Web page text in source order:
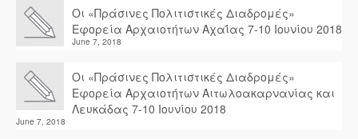
Οι «Πράσινες Πολιτιστικές Διαδρομές»
Εφορεία Αρχαιοτήτων Αχαΐας 7-10 Ιουνίου 2018
June 7, 2018
Οι «Πράσινες Πολιτιστικές Διαδρομές»
Εφορεία Αρχαιοτήτων Αιτωλοακαρνανίας και
Λευκάδας 7-10 Ιουνίου 2018
June 7, 2018